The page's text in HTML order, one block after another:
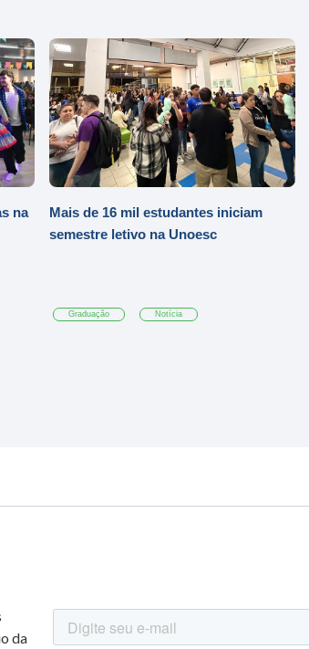
na
Mais de 16 mil estudantes iniciam
semestre letivo na Unoesc
Graduação Notícia
da